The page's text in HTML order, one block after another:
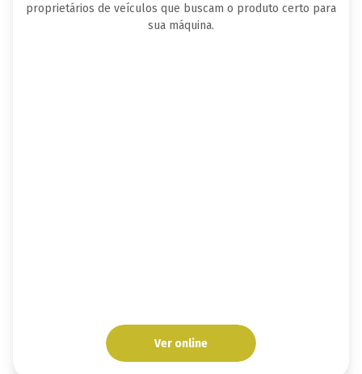
proprietários de veículos que buscam o produto certo para
sua máquina.
Ver online